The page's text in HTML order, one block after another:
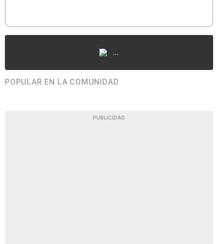
...
POPULAR EN LA COMUNIDAD
PUBLICIDAD